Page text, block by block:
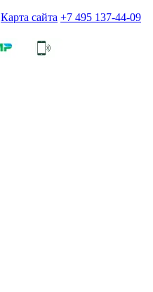
Карта сайта +7 495 137-44-09